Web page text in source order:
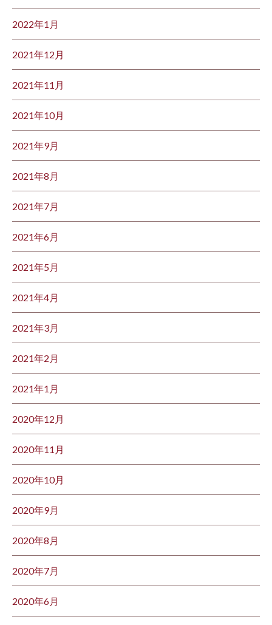
2022年1月
2021年12月
2021年11月
2021年10月
2021年9月
2021年8月
2021年7月
2021年6月
2021年5月
2021年4月
2021年3月
2021年2月
2021年1月
2020年12月
2020年11月
2020年10月
2020年9月
2020年8月
2020年7月
2020年6月